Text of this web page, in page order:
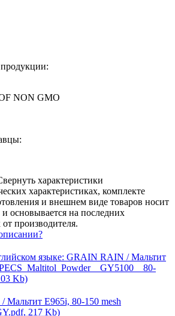
NON GMO
характеристики
характеристиках, комплекте
и внешнем виде товаров носит
основывается на последних
производителя.
языке: GRAIN RAIN / Мальтит
Kb)
Е965i, 80-150 mesh
217 Kb)